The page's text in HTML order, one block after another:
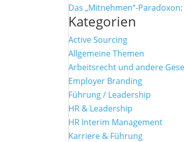
Das „Mitnehmen“-
Kategorien
Active Sourcing
Allgemeine Themen
Arbeitsrecht und andere
Employer Branding
Führung / Leadership
HR & Leadership
HR Interim Management
Karriere & Führung